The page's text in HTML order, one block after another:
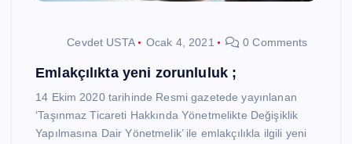
Cevdet USTA Ocak 4, 2021 0 Comments
Emlakçılıkta yeni zorunluluk ;
14 Ekim 2020 tarihinde Resmi gazetede yayınlanan
‘Taşınmaz Ticareti Hakkında Yönetmelikte Değişiklik
Yapılmasına Dair Yönetmelik’ ile emlakçılıkla ilgili yeni